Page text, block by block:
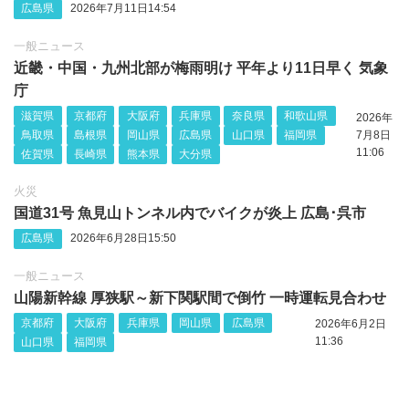
広島県 2026年7月11日14:54
一般ニュース
近畿・中国・九州北部が梅雨明け 平年より11日早く 気象
庁
滋賀県 京都府 大阪府 兵庫県 奈良県
和歌山県
鳥取県
島根県 岡山県 広島県 山口県
福岡県
佐賀県
長崎県 熊本県 大分県
2026年
7月8日
11:06
火災
国道31号 魚見山トンネル内でバイクが炎上 広島･呉市
広島県 2026年6月28日15:50
一般ニュース
山陽新幹線 厚狭駅～新下関駅間で倒竹 一時運転見合わせ
京都府 大阪府 兵庫県 岡山県
広島県
山口県
福岡県
2026年6月2日
11:36